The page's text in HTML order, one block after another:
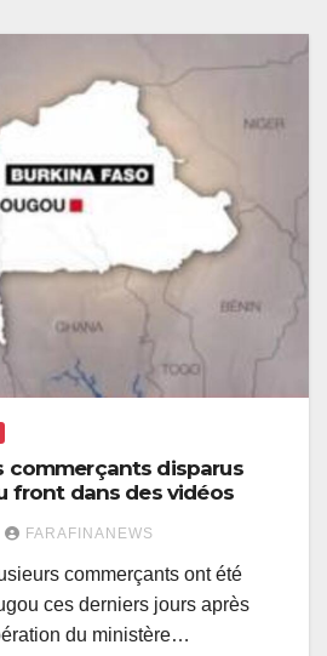
commerçants disparus
front dans des vidéos
FARAFINANEWS
commerçants ont été
ces derniers jours après
du ministère…